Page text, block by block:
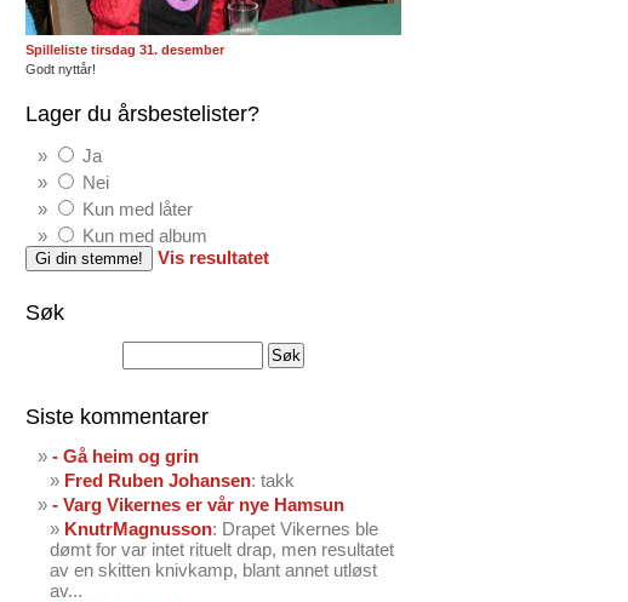
Spilleliste tirsdag 31. desember
Godt nyttår!
Lager du årsbestelister?
Ja
Nei
Kun med låter
Kun med album
Vis resultatet
Søk
Siste kommentarer
- Gå heim og grin
Fred Ruben Johansen: takk
- Varg Vikernes er vår nye Hamsun
KnutrMagnusson: Drapet Vikernes ble
dømt for var intet rituelt drap, men resultatet
av en skitten knivkamp, blant annet utløst
av...